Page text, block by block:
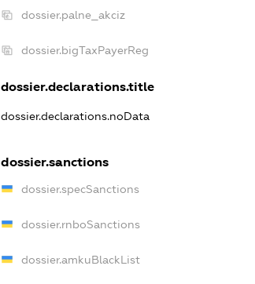
dossier.palne_akciz
dossier.bigTaxPayerReg
dossier.declarations.title
dossier.declarations.noData
dossier.sanctions
dossier.specSanctions
dossier.rnboSanctions
dossier.amkuBlackList